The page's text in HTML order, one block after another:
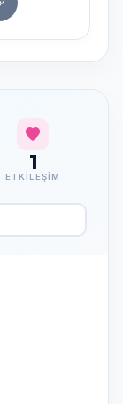
1
ETKILEŞIM